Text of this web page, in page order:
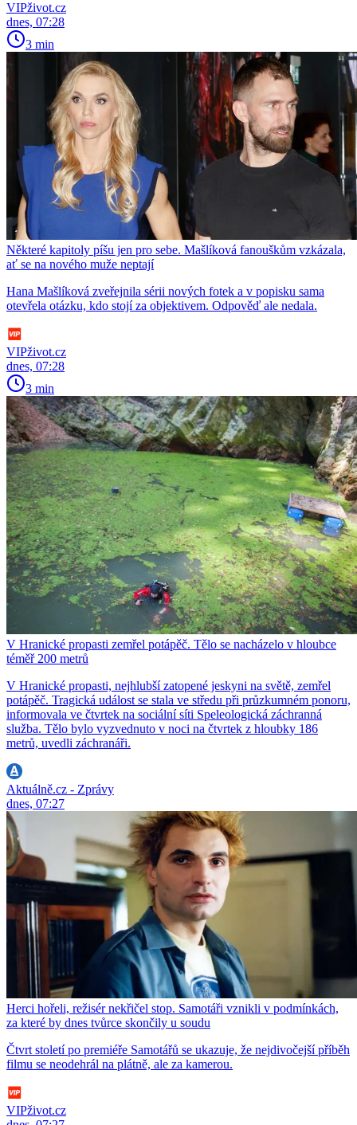
VIPživot.cz
dnes, 07:28
3 min
Některé kapitoly píšu jen pro sebe. Mašlíková fanouškům vzkázala,
ať se na nového muže neptají
Hana Mašlíková zveřejnila sérii nových fotek a v popisku sama
otevřela otázku, kdo stojí za objektivem. Odpověď ale nedala.
VIPživot.cz
dnes, 07:28
3 min
V Hranické propasti zemřel potápěč. Tělo se nacházelo v hloubce
téměř 200 metrů
V Hranické propasti, nejhlubší zatopené jeskyni na světě, zemřel
potápěč. Tragická událost se stala ve středu při průzkumném ponoru,
informovala ve čtvrtek na sociální síti Speleologická záchranná
služba. Tělo bylo vyzvednuto v noci na čtvrtek z hloubky 186
metrů, uvedli záchranáři.
Aktuálně.cz - Zprávy
dnes, 07:27
Herci hořeli, režisér nekřičel stop. Samotáři vznikli v podmínkách,
za které by dnes tvůrce skončily u soudu
Čtvrt století po premiéře Samotářů se ukazuje, že nejdivočejší příběh
filmu se neodehrál na plátně, ale za kamerou.
VIPživot.cz